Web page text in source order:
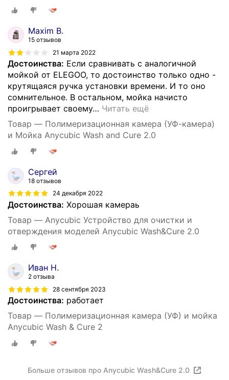
Maxim B.
15 отзывов
21 марта 2022
Достоинства: Если сравнивать с аналогичной
мойкой от ELEGOO, то достоинство только одно -
крутящаяся ручка установки времени. И то оно
сомнительное. В остальном, мойка начисто
проигрывает своему… Читать ещё
Товар — Полимеризационная камера (УФ-камера)
и Мойка Anycubic Wash and Cure 2.0
Сергей
18 отзывов
24 декабря 2022
Достоинства: Хорошая камераь
Товар — Anycubic Устройство для очистки и
отверждения моделей Anycubic Wash&Cure 2.0
Иван Н.
2 отзыва
28 сентября 2023
Достоинства: работает
Товар — Полимеризационная камера (УФ) и мойка
Anycubic Wash & Cure 2
Больше отзывов про Anycubic Wash&Cure 2.0